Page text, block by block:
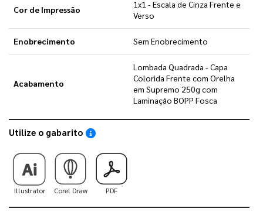
Cor de Impressão
1x1 - Escala de Cinza Frente e
Verso
Enobrecimento Sem Enobrecimento
Acabamento
Lombada Quadrada - Capa
Colorida Frente com Orelha
em Supremo 250g com
Laminação BOPP Fosca
Utilize o gabarito Saiba como utilizar os nossos gabaritos
Illustrator Corel Draw PDF